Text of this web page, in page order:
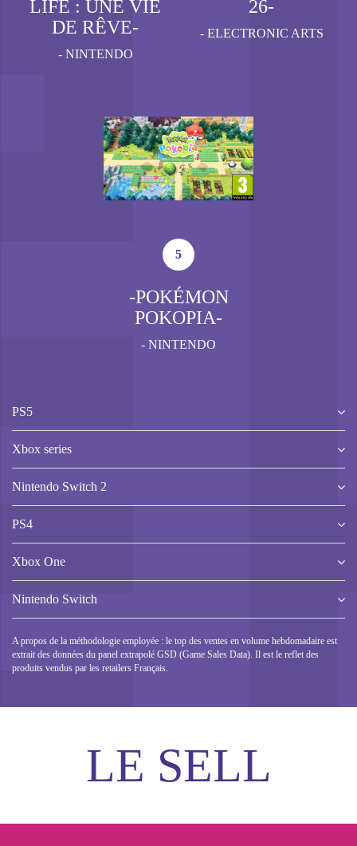
LIFE : UNE VIE
DE RÊVE-
- NINTENDO
26-
- ELECTRONIC ARTS
5
-POKÉMON
POKOPIA-
- NINTENDO
PS5
Xbox series
Nintendo Switch 2
PS4
Xbox One
Nintendo Switch
A propos de la méthodologie employée : le top des ventes en volume hebdomadaire est
extrait des données du panel extrapolé GSD (Game Sales Data). Il est le reflet des
produits vendus par les retailers Français.
LE SELL